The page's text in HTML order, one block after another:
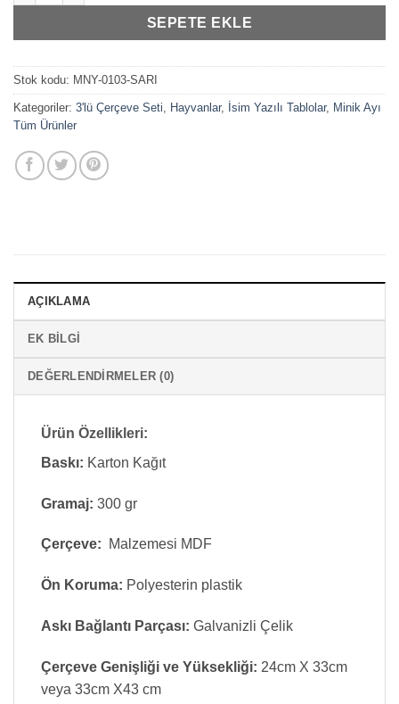
SEPETE EKLE
Stok kodu: MNY-0103-SARI
Kategoriler: 3'lü Çerçeve Seti Hayvanlar, İsim Yazılı Tablolar, Minik Ayı
Tüm Ürünler
AÇIKLAMA
EK BILGI
DEĞERLENDIRMELER (0)
Ürün Özellikleri:
Baskı: Karton Kağıt
Gramaj: 300 gr
Çerçeve: Malzemesi MDF
Ön Koruma: Polyesterin plastik
Askı Bağlantı Parçası: Galvanizli Çelik
Çerçeve Genişliği ve Yüksekliği: 24cm X 33cm
veya 33cm X43 cm